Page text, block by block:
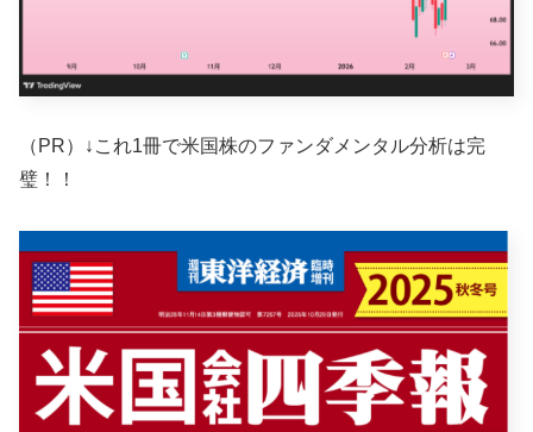
（PR）↓これ1冊で米国株のファンダメンタル分析は完
璧！！